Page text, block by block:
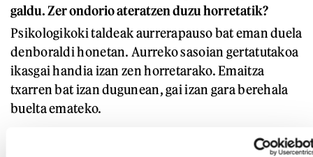
galdu. Zer ondorio ateratzen duzu horretatik?
Psikologikoki taldeak aurrerapauso bat eman duela
denboraldi honetan. Aurreko sasoian gertatutakoa
ikasgai handia izan zen horretarako. Emaitza
txarren bat izan dugunean, gai izan gara berehala
buelta emateko.
Hala ere, izango zen momentu txarren bat, ezta?